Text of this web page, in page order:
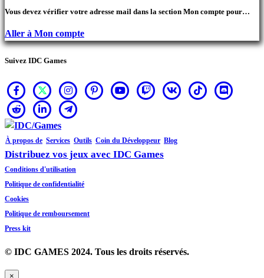
Vous devez vérifier votre adresse mail dans la section Mon compte pour
Aller à Mon compte
Suivez IDC Games
À propos de Services Outils Coin du Développeur Blog
Distribuez vos jeux avec IDC Games
Conditions d'utilisation
Politique de confidentialité
Cookies
Politique de remboursement
Press kit
© IDC GAMES 2024. Tous les droits réservés.
×